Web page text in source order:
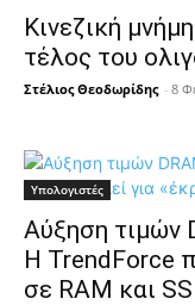
Κινεζική
τέλος του
Στέλιος Θεοδωρίδης - 8
Υπολογιστές
Αύξηση τιμών
Η TrendForce
σε RAM και